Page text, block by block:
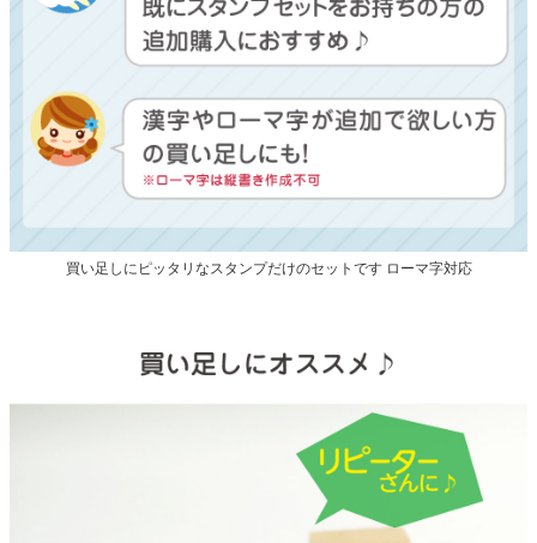
買い足しにピッタリなスタンプだけのセットです ローマ字対応